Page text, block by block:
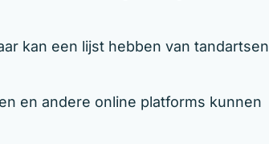
kan een lijst hebben van tandartsen
en andere online platforms kunnen